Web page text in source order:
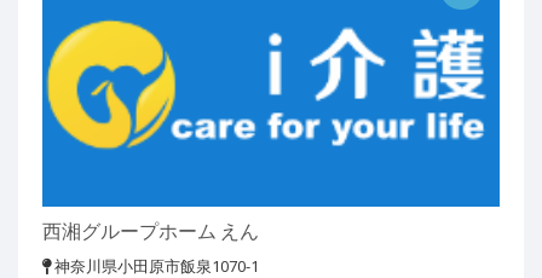
西湘グループホーム えん
神奈川県小田原市飯泉1070-1